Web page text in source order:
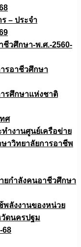
– ประจำ
วศึกษา-พ.ศ.-2560-
รอาชีวศึกษา
รศึกษาแห่งชาติ
ศ
ำงานศูนย์เครือข่าย
าวิทยาลัยการอาชีพ
ยกำลังคนอาชีวศึกษา
พลังงานของหน่วย
วัดนครปฐม
68